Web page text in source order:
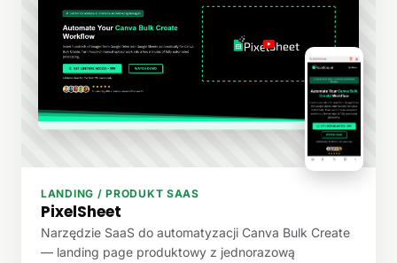
LANDING / PRODUKT SAAS
PixelSheet
Narzędzie SaaS do automatyzacji Canva Bulk Create
— landing page produktowy z jednorazową